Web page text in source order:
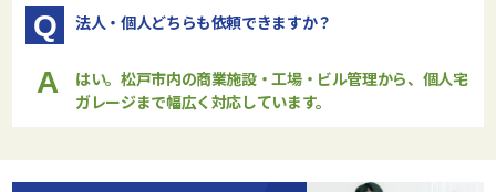
Q 法人・個人どちらも依頼できますか？
A
はい。松戸市内の商業施設・工場・ビル管理から、個人宅
ガレージまで幅広く対応しています。